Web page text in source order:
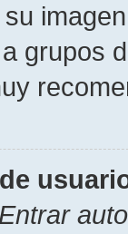
grupos
Entrar